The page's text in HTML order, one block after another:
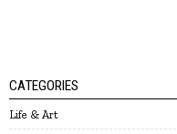
CATEGORIES
Life & Art